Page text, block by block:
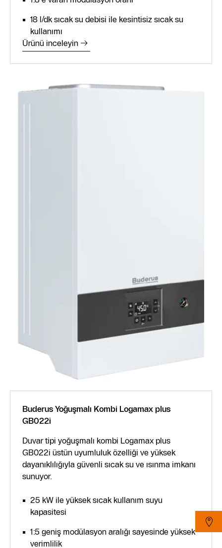
18 l/dk sıcak su debisi ile kesintisiz sıcak su
kullanımı
Ürünü inceleyin
Buderus Yoğuşmalı Kombi Logamax plus
GB022i
Duvar tipi yoğuşmalı kombi Logamax plus
GB022i üstün uyumluluk özelliği ve yüksek
dayanıklılığıyla güvenli sıcak su ve ısınma imkanı
sunuyor.
25 kW ile yüksek sıcak kullanım suyu
kapasitesi
1:5 geniş modülasyon aralığı sayesinde yüksek
verimlilik